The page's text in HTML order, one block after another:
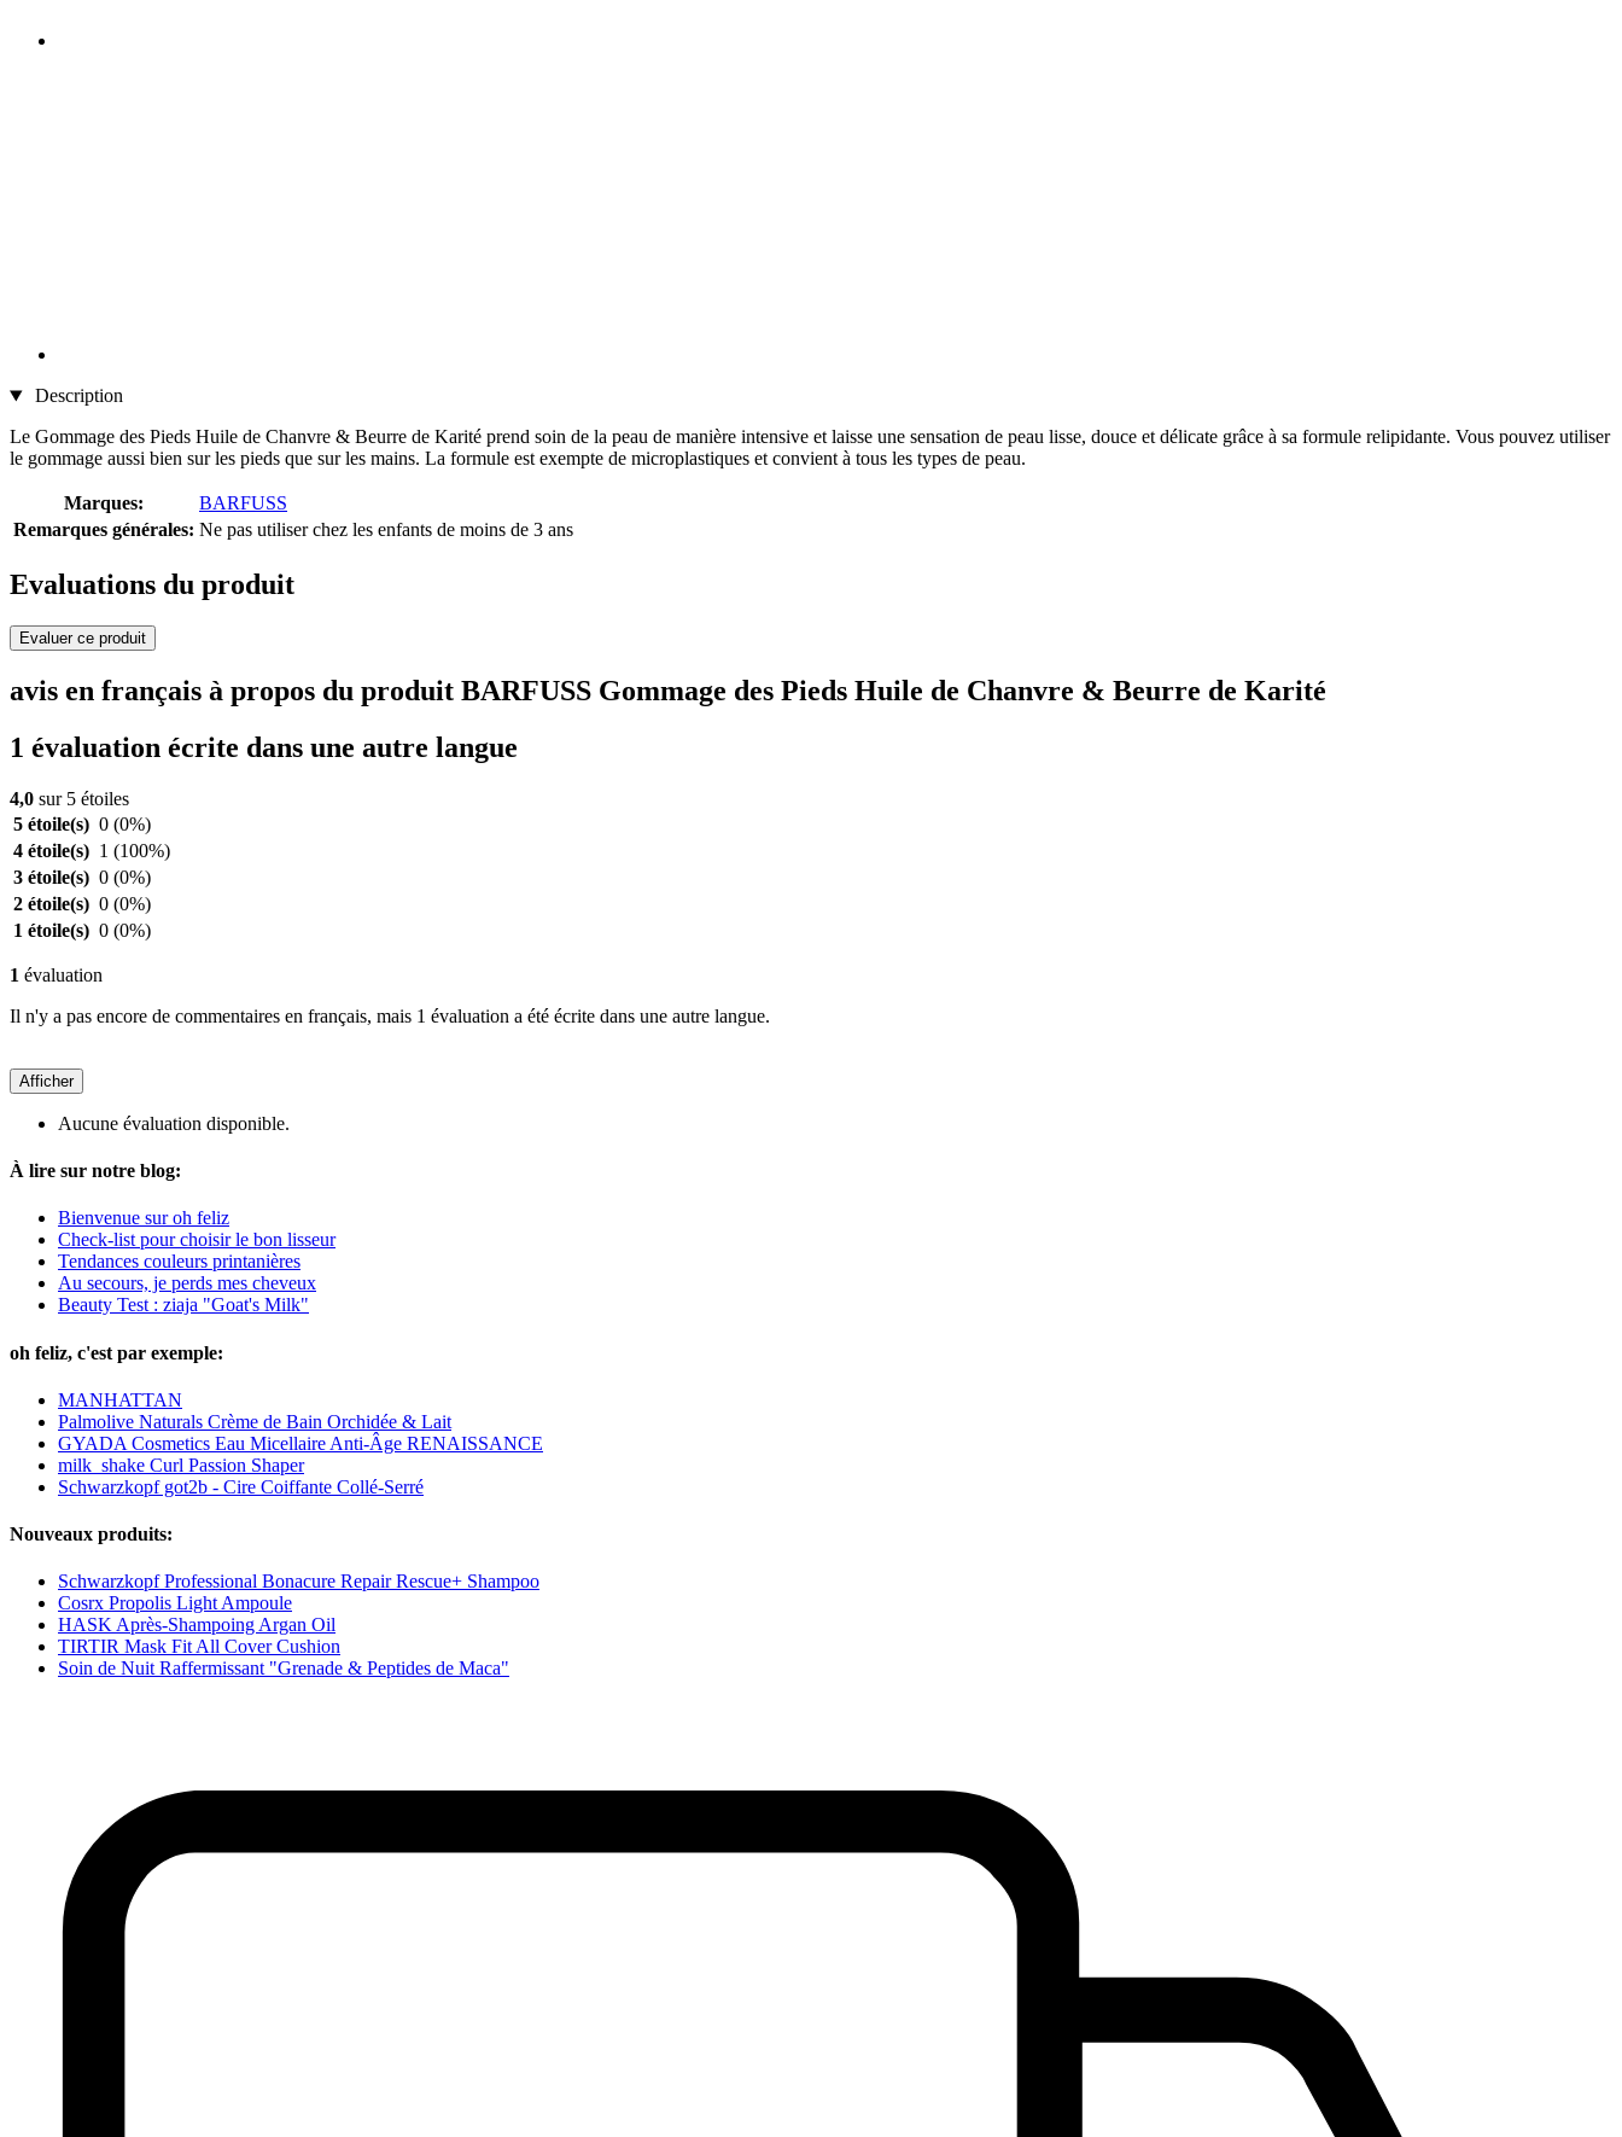
Description
Le Gommage des Pieds Huile de Chanvre & Beurre de Karité prend soin de la peau de manière intensive et laisse une sensation de peau lisse, douce et délicate grâce à sa formule relipidante. Vous pouvez utiliser
le gommage aussi bien sur les pieds que sur les mains. La formule est exempte de microplastiques et convient à tous les types de peau.
Marques:
BARFUSS
Remarques générales: Ne pas utiliser chez les enfants de moins de 3 ans
Evaluations du produit
Evaluer ce produit
avis en français à propos du produit BARFUSS Gommage des Pieds Huile de Chanvre & Beurre de Karité
1 évaluation écrite dans une autre langue
4,0 sur 5 étoiles
5 étoile(s) 0 (0%)
4 étoile(s) 1 (100%)
3 étoile(s) 0 (0%)
2 étoile(s) 0 (0%)
1 étoile(s) 0 (0%)
1 évaluation
Il n'y a pas encore de commentaires en français, mais 1 évaluation a été écrite dans une autre langue.
Afficher
Aucune évaluation disponible.
À lire sur notre blog:
Bienvenue sur oh feliz
Check-list pour choisir le bon lisseur
Tendances couleurs printanières
Au secours, je perds mes cheveux
Beauty Test : ziaja "Goat's Milk"
oh feliz, c'est par exemple:
MANHATTAN
Palmolive Naturals Crème de Bain Orchidée & Lait
GYADA Cosmetics Eau Micellaire Anti-Âge RENAISSANCE
milk_shake Curl Passion Shaper
Schwarzkopf got2b - Cire Coiffante Collé-Serré
Nouveaux produits:
Schwarzkopf Professional Bonacure Repair Rescue+ Shampoo
Cosrx Propolis Light Ampoule
HASK Après-Shampoing Argan Oil
TIRTIR Mask Fit All Cover Cushion
Soin de Nuit Raffermissant "Grenade & Peptides de Maca"